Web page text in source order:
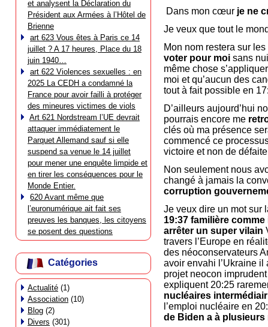
et analysent la Déclaration du
Président aux Armées à l’Hôtel de
Brienne
art 623 Vous êtes à Paris ce 14
juillet ? A 17 heures, Place du 18
juin 1940…
art 622 Violences sexuelles : en
2025 La CEDH a condamné la
France pour avoir failli à protéger
des mineures victimes de viols
Art 621 Nordstream l’UE devrait
attaquer immédiatement le
Parquet Allemand sauf si elle
suspend sa venue le 14 juillet
pour mener une enquête limpide et
en tirer les conséquences pour le
Monde Entier.
620 Avant même que
l’euronumérique ait fait ses
preuves les banques, les citoyens
se posent des questions
Catégories
Actualité (1)
Association (10)
Blog (2)
Divers (301)
Dans mon cœur je ne
Je veux que tout le
Mon nom restera sur
voter pour moi sans
même chose
moi et qu’aucun des
tout à fait possible en
D’ailleurs aujourd’hui
pourrais encore me
clés où ma présence
commencé ce
victoire et non de
Non seulement nous
changé à jamais la
corruption
Je veux dire un mot sur
19:37 familière
arrêter un super vilain
travers l’Europe en
des néoconservateurs
avoir envahi l’Ukraine
projet neocon
expliquent 20:25
nucléaires
l’emploi nucléaire en
de Biden a à plusieurs